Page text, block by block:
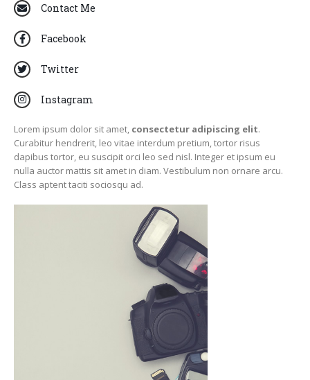
Contact Me
Facebook
Twitter
Instagram
Lorem ipsum dolor sit amet, consectetur adipiscing elit.
Curabitur hendrerit, leo vitae interdum pretium, tortor risus
dapibus tortor, eu suscipit orci leo sed nisl. Integer et ipsum eu
nulla auctor mattis sit amet in diam. Vestibulum non ornare arcu.
Class aptent taciti sociosqu ad.